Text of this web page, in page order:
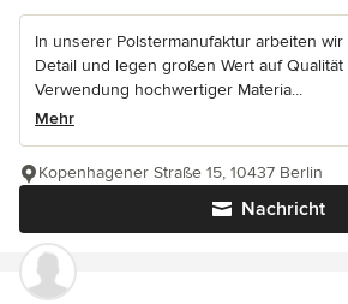
In unserer Polstermanufaktur arbeiten
Detail und legen großen Wert auf
Verwendung hochwertiger Materia...
Mehr
Nachricht
Kopenhagener Straße 15, 10437 Berlin